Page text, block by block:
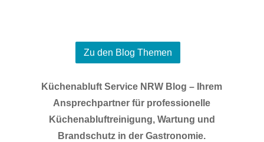
Zu den Blog Themen
Küchenabluft Service NRW Blog – Ihrem
Ansprechpartner für professionelle
Küchenabluftreinigung, Wartung und
Brandschutz in der Gastronomie.